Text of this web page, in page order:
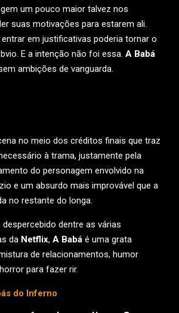
um pouco maior talvez nos
suas motivações para estarem ali.
em justificativas poderia tornar o
E a intenção não foi essa. A Babá
ambições de vanguarda.
no meio dos créditos finais que traz
à trama, justamente pela
do personagem envolvido na
e um absurdo mais improvável que a
no restante do longa.
dentre as várias
da Netflix, A Babá é uma grata
de relacionamentos, humor
para fazer rir.
do Inferno